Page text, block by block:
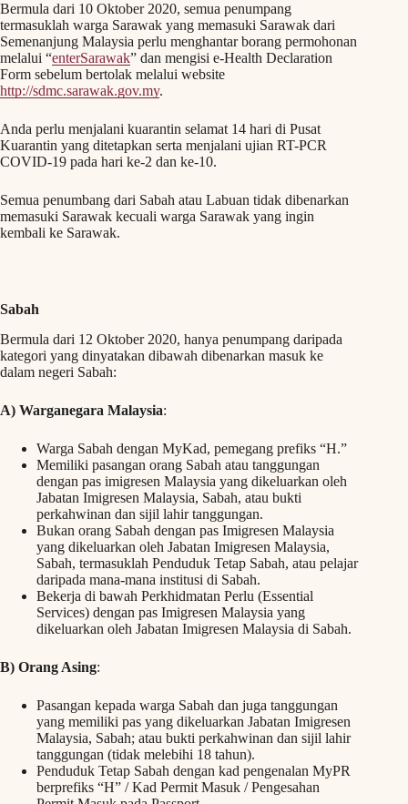
Bermula dari 10 Oktober 2020, semua penumpang
termasuklah warga Sarawak yang memasuki Sarawak dari
Semenanjung Malaysia perlu menghantar borang permohonan
melalui “enterSarawak” dan mengisi e-Health Declaration
Form sebelum bertolak melalui website
http://sdmc.sarawak.gov.my.
Anda perlu menjalani kuarantin selamat 14 hari di Pusat
Kuarantin yang ditetapkan serta menjalani ujian RT-PCR
COVID-19 pada hari ke-2 dan ke-10.
Semua penumbang dari Sabah atau Labuan tidak dibenarkan
memasuki Sarawak kecuali warga Sarawak yang ingin
kembali ke Sarawak.
Sabah
Bermula dari 12 Oktober 2020, hanya penumpang daripada
kategori yang dinyatakan dibawah dibenarkan masuk ke
dalam negeri Sabah:
A) Warganegara Malaysia:
Warga Sabah dengan MyKad, pemegang prefiks “H.”
Memiliki pasangan orang Sabah atau tanggungan
dengan pas imigresen Malaysia yang dikeluarkan oleh
Jabatan Imigresen Malaysia, Sabah, atau bukti
perkahwinan dan sijil lahir tanggungan.
Bukan orang Sabah dengan pas Imigresen Malaysia
yang dikeluarkan oleh Jabatan Imigresen Malaysia,
Sabah, termasuklah Penduduk Tetap Sabah, atau pelajar
daripada mana-mana institusi di Sabah.
Bekerja di bawah Perkhidmatan Perlu (Essential
Services) dengan pas Imigresen Malaysia yang
dikeluarkan oleh Jabatan Imigresen Malaysia di Sabah.
B) Orang Asing:
Pasangan kepada warga Sabah dan juga tanggungan
yang memiliki pas yang dikeluarkan Jabatan Imigresen
Malaysia, Sabah; atau bukti perkahwinan dan sijil lahir
tanggungan (tidak melebihi 18 tahun).
Penduduk Tetap Sabah dengan kad pengenalan MyPR
berprefiks “H” / Kad Permit Masuk / Pengesahan